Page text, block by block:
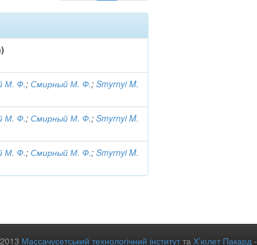
М. Ф.;Смирный М. Ф.;Smyrnyi M.
М. Ф.;Смирный М. Ф.;Smyrnyi M.
М. Ф.;Смирный М. Ф.;Smyrnyi M.
Массачусетський технологічний інститутта Х’юлет Пакард -